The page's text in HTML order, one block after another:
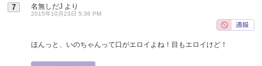
7 名無しだJ より
2015年10月23日 5:36 PM
ほんっと、いのちゃんって口がエロイよね！目もエロイけど！